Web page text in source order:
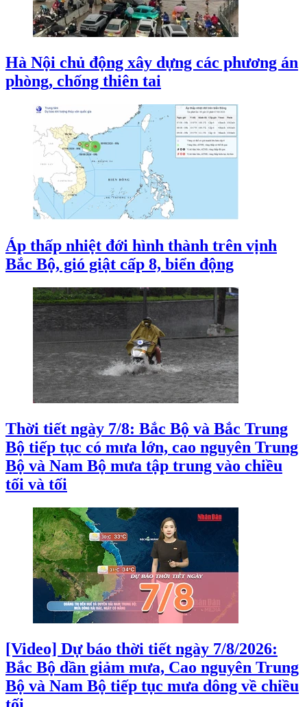
Hà Nội chủ động xây dựng các phương án
phòng, chống thiên tai
Áp thấp nhiệt đới hình thành trên vịnh
Bắc Bộ, gió giật cấp 8, biển động
Thời tiết ngày 7/8: Bắc Bộ và Bắc Trung
Bộ tiếp tục có mưa lớn, cao nguyên Trung
Bộ và Nam Bộ mưa tập trung vào chiều
tối và tối
[Video] Dự báo thời tiết ngày 7/8/2026:
Bắc Bộ dần giảm mưa, Cao nguyên Trung
Bộ và Nam Bộ tiếp tục mưa dông về chiều